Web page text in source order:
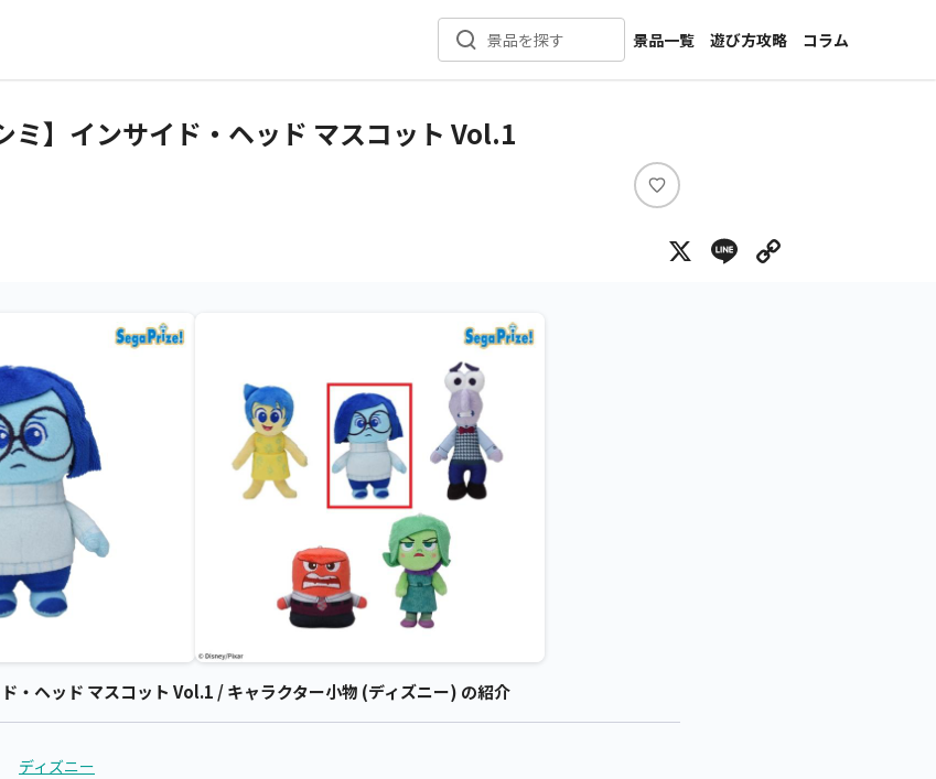
景品を探す
景品一覧
新着景品
メーカー一覧
遊び方攻略
コラム
インタビュー
ミ】インサイド・ヘッド マスコット Vol.1
い
ね
X Line
・ヘッド マスコット Vol.1 / キャラクター小物 (ディズニー) の紹介
ディズニー